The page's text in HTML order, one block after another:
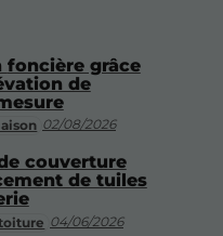
02/08/2026
de
04/06/2026
de tuiles